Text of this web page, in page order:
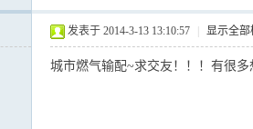
发表于 2014-3-13 13:10:57 显示全部
城市燃气输配~求交友！！！有很多